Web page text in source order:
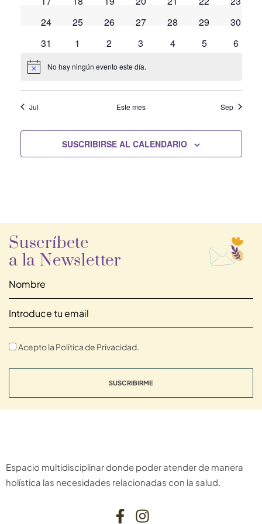
de
0
24
0
25
0
26
0
27
0
28
0
29
0
30
0
31
0
1
0
2
0
3
0
4
0
5
0
6
Aviso No hay ningún evento este día.
Jul Este mes Sep
SUSCRIBIRSE AL CALENDARIO
Suscríbete
a la Newsletter
Acepto la Política de Privacidad.
SUSCRIBIRME
Espacio multidisciplinar donde poder atender de manera
holística las necesidades relacionadas con la salud.